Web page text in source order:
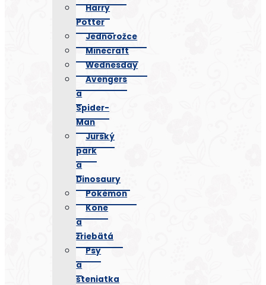
Harry
Potter
Jednorožce
Minecraft
Wednesday
Avengers
a
Spider-
Man
Jurský
park
a
Dinosaury
Pokémon
Kone
a
žriebätá
Psy
a
šteniatka